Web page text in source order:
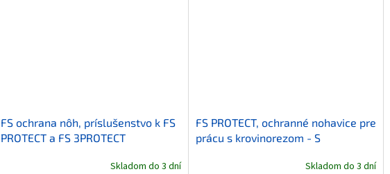
FS ochrana nôh, príslušenstvo k FS
PROTECT a FS 3PROTECT
Skladom do 3 dní
FS PROTECT, ochranné nohavice pre
prácu s krovinorezom - S
Skladom do 3 dní